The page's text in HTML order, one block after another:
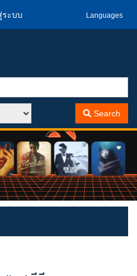
ระบบ Languages
Search